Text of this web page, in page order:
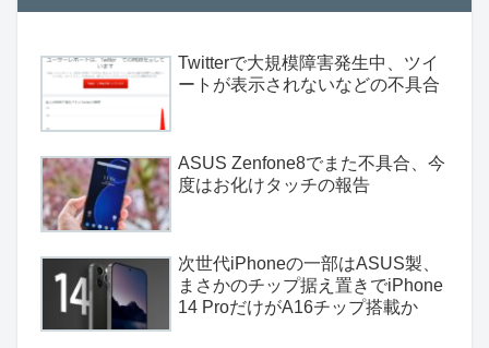
Twitterで大規模障害発生中、ツイ
ートが表示されないなどの不具合
ASUS Zenfone8でまた不具合、今
度はお化けタッチの報告
次世代iPhoneの一部はASUS製、
まさかのチップ据え置きでiPhone
14 ProだけがA16チップ搭載か